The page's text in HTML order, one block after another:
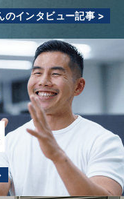
のインタビュー記事 >